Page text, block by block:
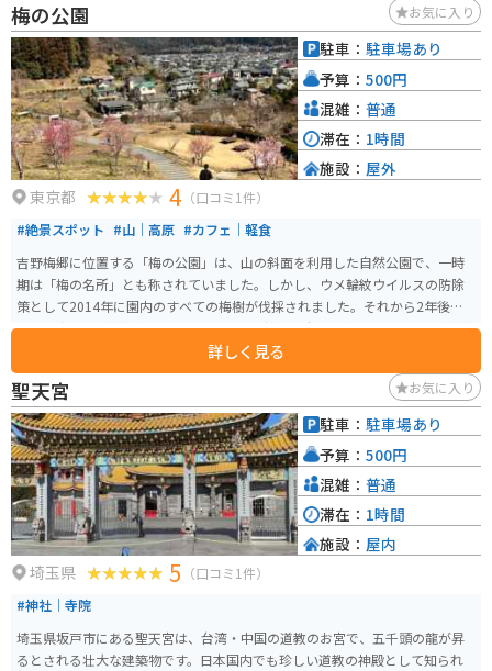
梅の公園 お気に入り
東京都 4 （口コミ1件）
#絶景スポット #山｜高原 #カフェ｜軽食
吉野梅郷に位置する「梅の公園」は、山の斜面を利用した自然公園で、一時
期は「梅の名所」とも称されていました。しかし、ウメ輪紋ウイルスの防除
策として2014年に園内のすべての梅樹が伐採されました。それから2年後の2
016年秋には再植栽が始まり、現在では伐採前の本数と変わらない梅樹が植栽
されています。春の草花も楽しむことができます。 例年の開花時期は1月下旬
から3月中旬で、特に規模が大きいのは「高尾梅郷」で、8つの梅林に1万本も
の梅があります。また、「池上梅園」では夜のライトアップを、「羽根木公
園」では週末・祝日に出る模擬店で抹茶などの無料サービスを楽しむことが
できます。
詳しく見る
駐車： 駐車場あり
予算： 500円
混雑： 普通
滞在： 1時間
施設： 屋外
聖天宮 お気に入り
埼玉県 5 （口コミ1件）
#神社｜寺院
埼玉県坂戸市にある聖天宮は、台湾・中国の道教のお宮で、五千頭の龍が昇
るとされる壮大な建築物です。日本国内でも珍しい道教の神殿として知られ
駐車： 駐車場あり
予算： 500円
混雑： 普通
滞在： 1時間
施設： 屋内